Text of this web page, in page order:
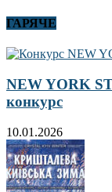
ГАРЯЧЕ
NEW YORK
конкурс
10.01.2026